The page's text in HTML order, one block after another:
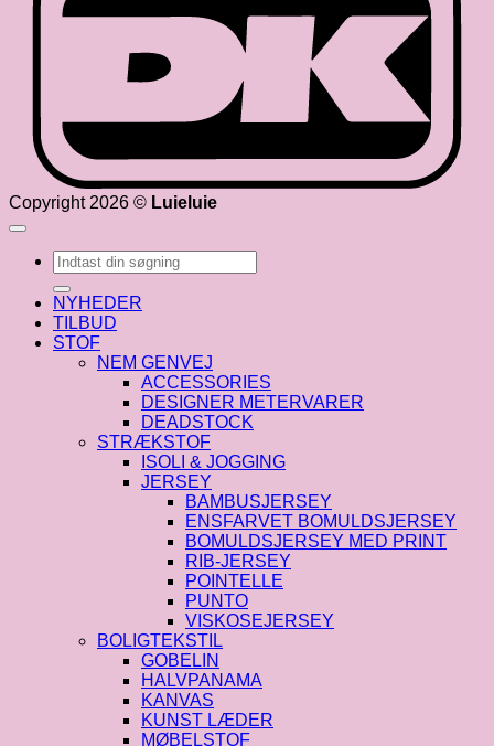
Copyright 2026 © Luieluie
Søg
efter:
NYHEDER
TILBUD
STOF
NEM GENVEJ
ACCESSORIES
DESIGNER METERVARER
DEADSTOCK
STRÆKSTOF
ISOLI & JOGGING
JERSEY
BAMBUSJERSEY
ENSFARVET BOMULDSJERSEY
BOMULDSJERSEY MED PRINT
RIB-JERSEY
POINTELLE
PUNTO
VISKOSEJERSEY
BOLIGTEKSTIL
GOBELIN
HALVPANAMA
KANVAS
KUNST LÆDER
MØBELSTOF